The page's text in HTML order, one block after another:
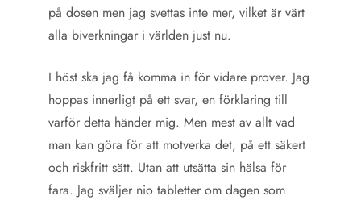
på dosen men jag svettas inte mer, vilket är värt
alla biverkningar i världen just nu.
I höst ska jag få komma in för vidare prover. Jag
hoppas innerligt på ett svar, en förklaring till
varför detta händer mig. Men mest av allt vad
man kan göra för att motverka det, på ett säkert
och riskfritt sätt. Utan att utsätta sin hälsa för
fara. Jag sväljer nio tabletter om dagen som